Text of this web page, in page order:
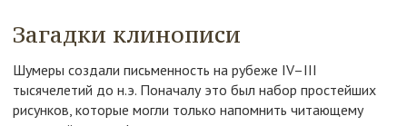
Загадки клинописи
Шумеры создали письменность на рубеже IV–III
тысячелетий до н.э. Поначалу это был набор простейших
рисунков, которые могли только напомнить читающему